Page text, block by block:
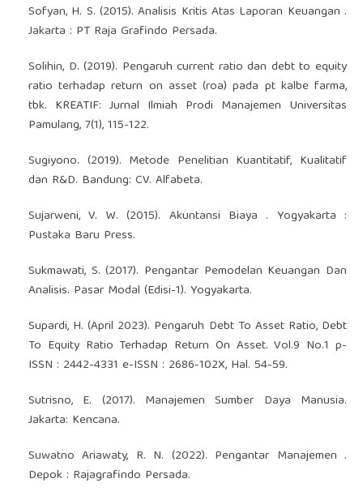
Sofyan, H. S. (2015). Analisis Kritis Atas Laporan Keuangan .
Jakarta : PT Raja Grafindo Persada.
Solihin, D. (2019). Pengaruh current ratio dan debt to equity
ratio terhadap return on asset (roa) pada pt kalbe farma,
tbk. KREATIF: Jurnal Ilmiah Prodi Manajemen Universitas
Pamulang, 7(1), 115-122.
Sugiyono. (2019). Metode Penelitian Kuantitatif, Kualitatif
dan R&D. Bandung: CV. Alfabeta.
Sujarweni, V. W. (2015). Akuntansi Biaya . Yogyakarta :
Pustaka Baru Press.
Sukmawati, S. (2017). Pengantar Pemodelan Keuangan Dan
Analisis. Pasar Modal (Edisi-1). Yogyakarta.
Supardi, H. (April 2023). Pengaruh Debt To Asset Ratio, Debt
To Equity Ratio Terhadap Return On Asset. Vol.9 No.1 p-
ISSN : 2442-4331 e-ISSN : 2686-102X, Hal. 54-59.
Sutrisno, E. (2017). Manajemen Sumber Daya Manusia.
Jakarta: Kencana.
Suwatno Ariawaty, R. N. (2022). Pengantar Manajemen .
Depok : Rajagrafindo Persada.